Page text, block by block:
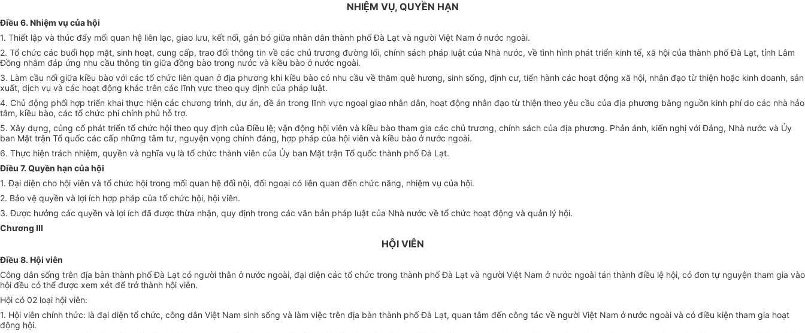
NHIỆM VỤ, QUYỀN HẠN
Điều 6. Nhiệm vụ của hội
1. Thiết lập và thúc đẩy mối quan hệ liên lạc, giao lưu, kết nối, gắn bó giữa nhân dân thành phố Đà Lạt và người Việt Nam ở nước ngoài.
2. Tổ chức các buổi họp mặt, sinh hoạt, cung cấp, trao đổi thông tin về các chủ trương đường lối, chính sách pháp luật của Nhà nước, về tình hình phát triển kinh tế, xã hội của thành phố Đà Lạt, tỉnh Lâm
Đồng nhằm đáp ứng nhu cầu thông tin giữa đồng bào trong nước và kiều bào ở nước ngoài.
3. Làm cầu nối giữa kiều bào với các tổ chức liên quan ở địa phương khi kiều bào có nhu cầu về thăm quê hương, sinh sống, định cư, tiến hành các hoạt động xã hội, nhân đạo từ thiện hoặc kinh doanh, sản
xuất, dịch vụ và các hoạt động khác trên các lĩnh vực theo quy định của pháp luật.
4. Chủ động phối hợp triển khai thực hiện các chương trình, dự án, đề án trong lĩnh vực ngoại giao nhân dân, hoạt động nhân đạo từ thiện theo yêu cầu của địa phương bằng nguồn kinh phí do các nhà hảo
tâm, kiều bào, các tổ chức phi chính phủ hỗ trợ.
5. Xây dựng, củng cố phát triển tổ chức hội theo quy định của Điều lệ; vận động hội viên và kiều bào tham gia các chủ trương, chính sách của địa phương. Phản ánh, kiến nghị với Đảng, Nhà nước và Ủy
ban Mặt trận Tổ quốc các cấp những tâm tư, nguyện vọng chính đáng, hợp pháp của hội viên và kiều bào ở nước ngoài.
6. Thực hiện trách nhiệm, quyền và nghĩa vụ là tổ chức thành viên của Ủy ban Mặt trận Tổ quốc thành phố Đà Lạt.
Điều 7. Quyền hạn của hội
1. Đại diện cho hội viên và tổ chức hội trong mối quan hệ đối nội, đối ngoại có liên quan đến chức năng, nhiệm vụ của hội.
2. Bảo vệ quyền và lợi ích hợp pháp của tổ chức hội, hội viên.
3. Được hưởng các quyền và lợi ích đã được thừa nhận, quy định trong các văn bản pháp luật của Nhà nước về tổ chức hoạt động và quản lý hội.
Chương III
HỘI VIÊN
Điều 8. Hội viên
Công dân sống trên địa bàn thành phố Đà Lạt có người thân ở nước ngoài, đại diện các tổ chức trong thành phố Đà Lạt và người Việt Nam ở nước ngoài tán thành điều lệ hội, có đơn tự nguyện tham gia vào
hội đều có thể được xem xét để trở thành hội viên.
Hội có 02 loại hội viên:
1. Hội viên chính thức: là đại diện tổ chức, công dân Việt Nam sinh sống và làm việc trên địa bàn thành phố Đà Lạt, quan tâm đến công tác về người Việt Nam ở nước ngoài và có điều kiện tham gia hoạt
động hội.